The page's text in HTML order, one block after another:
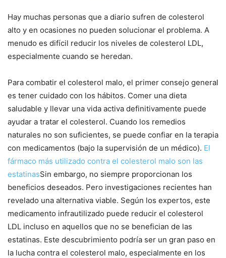
Hay muchas personas que a diario sufren de colesterol
alto y en ocasiones no pueden solucionar el problema. A
menudo es difícil reducir los niveles de colesterol LDL,
especialmente cuando se heredan.
Para combatir el colesterol malo, el primer consejo general
es tener cuidado con los hábitos. Comer una dieta
saludable y llevar una vida activa definitivamente puede
ayudar a tratar el colesterol. Cuando los remedios
naturales no son suficientes, se puede confiar en la terapia
con medicamentos (bajo la supervisión de un médico). El
fármaco más utilizado contra el colesterol malo son las
estatinasSin embargo, no siempre proporcionan los
beneficios deseados. Pero investigaciones recientes han
revelado una alternativa viable. Según los expertos, este
medicamento infrautilizado puede reducir el colesterol
LDL incluso en aquellos que no se benefician de las
estatinas. Este descubrimiento podría ser un gran paso en
la lucha contra el colesterol malo, especialmente en los